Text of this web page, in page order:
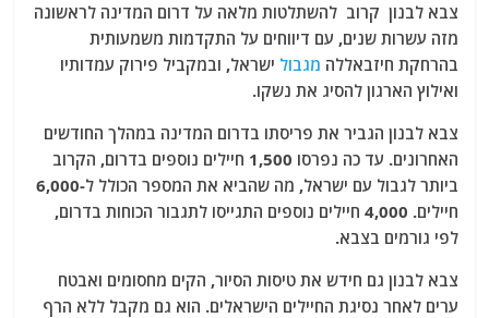
צבא לבנון קרוב להשתלטות מלאה על דרום המדינה לראשונה
מזה עשרות שנים, עם דיווחים על התקדמות משמעותית
בהרחקת חיזבאללה מגבול ישראל, ובמקביל פירוק עמדותיו
ואילוץ הארגון להסיג את נשקו.
צבא לבנון הגביר את פריסתו בדרום המדינה במהלך החודשים
האחרונים. עד כה נפרסו 1,500 חיילים נוספים בדרום, הקרוב
ביותר לגבול עם ישראל, מה שהביא את המספר הכולל ל-6,000
חיילים. 4,000 חיילים נוספים התגייסו לתגבור הכוחות בדרום,
לפי גורמים בצבא.
צבא לבנון גם חידש את טיסות הסיור, הקים מחסומים ואבטח
ערים לאחר נסיגת החיילים הישראלים. הוא גם מקבל ללא הרף